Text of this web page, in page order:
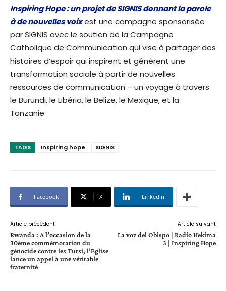
Inspiring Hope : un projet de SIGNIS donnant la parole
à de nouvelles voixest une campagne sponsorisée
par SIGNIS avec le soutien de la Campagne
Catholique de Communication qui vise à partager des
histoires d’espoir qui inspirent et génèrent une
transformation sociale à partir de nouvelles
ressources de communication – un voyage à travers
le Burundi, le Libéria, le Belize, le Mexique, et la
Tanzanie.
TAGS Inspiring hope SIGNIS
Facebook X Linkedin
Article précédent
Rwanda : A l’occasion de la
30ème commémoration du
génocide contre les Tutsi, l’Eglise
lance un appel à une véritable
fraternité
Article suivant
La voz del Obispo | Radio Hekima
3 | Inspiring Hope